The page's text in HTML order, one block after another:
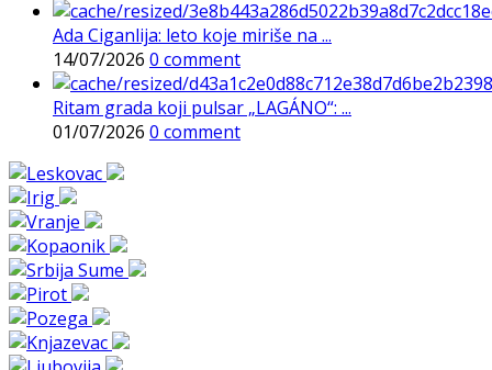
Ada Ciganlija: leto koje miriše na ...
14/07/2026 0 comment
Ritam grada koji pulsar „LAGÁNO“: ...
01/07/2026 0 comment